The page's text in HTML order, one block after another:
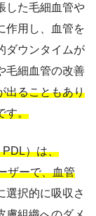
した毛細血管や
作用し、血管を
ダウンタイムが
毛細血管の改善
出ることもあり
す。
PDL）は、
ザーで、血管
選択的に吸収さ